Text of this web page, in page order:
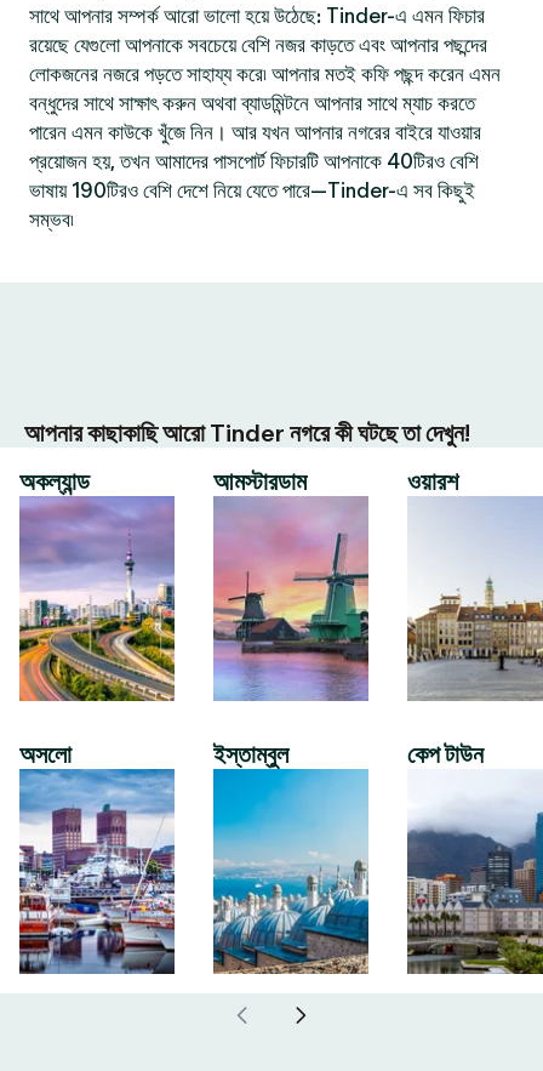
সাথে আপনার সম্পর্ক আরো ভালো হয়ে উঠেছে: Tinder-এ এমন ফিচার
রয়েছে যেগুলো আপনাকে সবচেয়ে বেশি নজর কাড়তে এবং আপনার পছন্দের
লোকজনের নজরে পড়তে সাহায্য করে৷ আপনার মতই কফি পছন্দ করেন এমন
বন্ধুদের সাথে সাক্ষাৎ করুন অথবা ব্যাডমিন্টনে আপনার সাথে ম্যাচ করতে
পারেন এমন কাউকে খুঁজে নিন। আর যখন আপনার নগরের বাইরে যাওয়ার
প্রয়োজন হয়, তখন আমাদের পাসপোর্ট ফিচারটি আপনাকে 40টিরও বেশি
ভাষায় 190টিরও বেশি দেশে নিয়ে যেতে পারে—Tinder-এ সব কিছুই
সম্ভব৷
আপনার কাছাকাছি আরো Tinder নগরে কী ঘটছে তা দেখুন!
অকল্যান্ড
অসলো
আমস্টারডাম
ইস্তাম্বুল
ওয়ারশ
কেপ টাউন